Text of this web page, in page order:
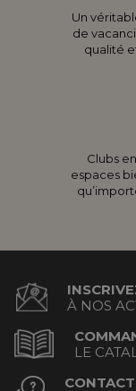
Un
de
qualité
Clubs
espaces
À NOS
LE